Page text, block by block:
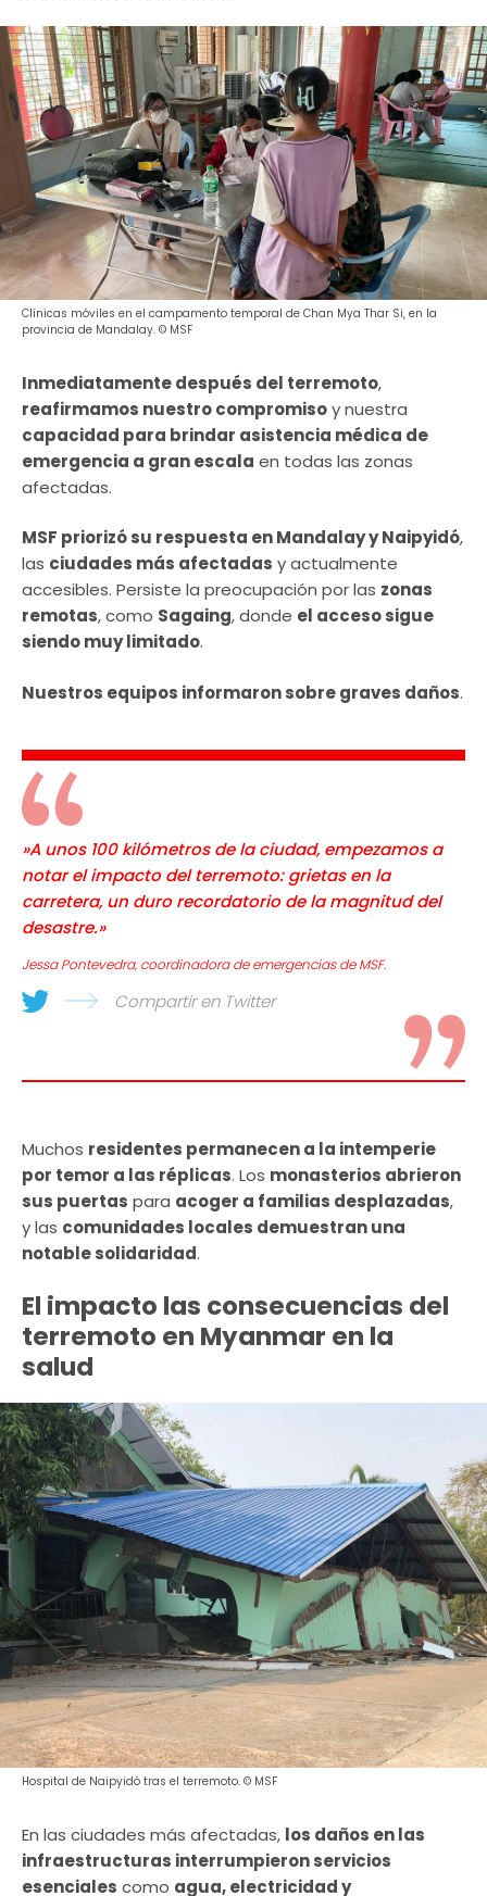
Clínicas móviles en el campamento temporal de Chan Mya Thar Si, en la
provincia de Mandalay. © MSF
Inmediatamente después del terremoto,
reafirmamos nuestro compromisoy nuestra
capacidad para brindar asistencia médica de
emergencia a gran escala en todas las zonas
afectadas.
MSF priorizó su respuesta en Mandalay y Naipyidó,
las ciudades más afectadas y actualmente
accesibles. Persiste la preocupación por las zonas
remotas, como Sagaing, donde el acceso sigue
siendo muy limitado.
Nuestros equipos informaron sobre graves daños.
»A unos 100 kilómetros de la ciudad, empezamos a
notar el impacto del terremoto: grietas en la
carretera, un duro recordatorio de la magnitud del
desastre.»
Jessa Pontevedra, coordinadora de emergencias de MSF.
Compartir en Twitter
Muchos residentes permanecen a la intemperie
por temor a las réplicas. Los monasterios abrieron
sus puertas para acoger a familias desplazadas,
y las comunidades locales demuestran una
notable solidaridad.
El impacto las consecuencias del
terremoto en Myanmar en la
salud
Hospital de Naipyidó tras el terremoto. © MSF
En las ciudades más afectadas, los daños en las
infraestructuras interrumpieron servicios
esenciales como agua, electricidad y